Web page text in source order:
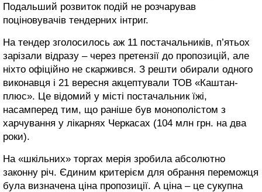
Подальший розвиток подій не розчарував
поціновувачів тендерних інтриг.
На тендер зголосилось аж 11 постачальників, п’ятьох
зарізали відразу – через претензії до пропозицій, але
ніхто офіційно не скаржився. З решти обирали одного
виконавця і 21 вересня акцептували ТОВ «Каштан-
плюс». Це відомий у місті постачальник їжі,
насамперед тим, що раніше був монополістом з
харчування у лікарнях Черкасах (104 млн грн. на два
роки).
На «шкільних» торгах мерія зробила абсолютно
законну річ. Єдиним критерієм для обрання переможця
була визначена ціна пропозиції. А ціна – це сукупна